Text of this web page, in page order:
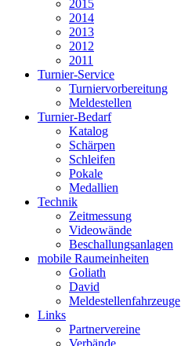
2015
2014
2013
2012
2011
Turnier-Service
Turniervorbereitung
Meldestellen
Turnier-Bedarf
Katalog
Schärpen
Schleifen
Pokale
Medallien
Technik
Zeitmessung
Videowände
Beschallungsanlagen
mobile Raumeinheiten
Goliath
David
Meldestellenfahrzeuge
Links
Partnervereine
Verbände